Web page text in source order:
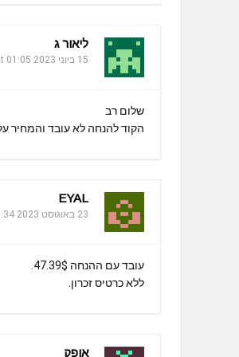
ליאור ג
15 ביוני 2023 at 01:05
שלום רב
הקוד להנחה לא עובד והמחיר עלה ל 250₪ יש מצב להעלות
EYAL
23 באוגוסט 2023 at 21:34
עובד עם ההנחה 47.39$.
ללא כרטיס זכרון.
אופק